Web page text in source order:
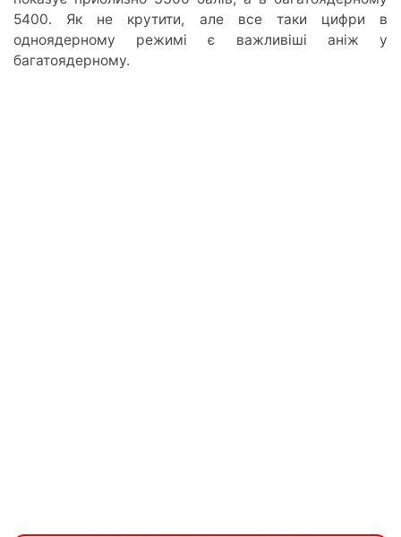
5400. Як не крутити, але все таки цифри в
одноядерному режимі є важливіші аніж у
багатоядерному.